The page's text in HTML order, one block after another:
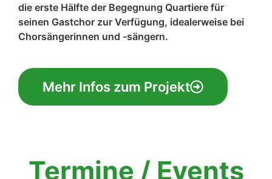
die erste Hälfte der Begegnung Quartiere für
seinen Gastchor zur Verfügung, idealerweise bei
Chorsängerinnen und -sängern.
Mehr Infos zum Projekt
Termine / Events